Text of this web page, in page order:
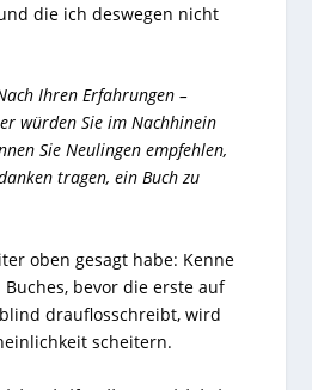
die ich deswegen nicht
Ihren Erfahrungen –
würden Sie im Nachhinein
Sie Neulingen empfehlen,
tragen, ein Buch zu
oben gesagt habe: Kenne
bevor die erste auf
drauflosschreibt, wird
scheitern.